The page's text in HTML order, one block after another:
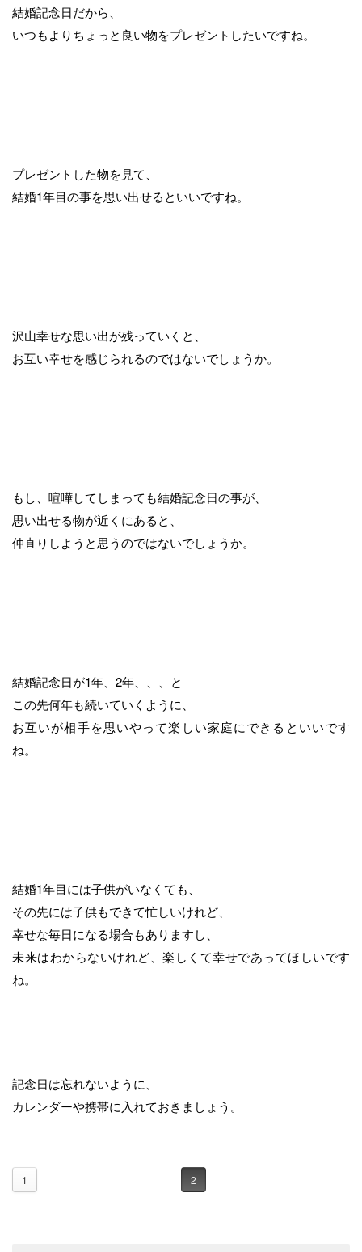
結婚記念日だから、
いつもよりちょっと良い物をプレゼントしたいですね。
プレゼントした物を見て、
結婚1年目の事を思い出せるといいですね。
沢山幸せな思い出が残っていくと、
お互い幸せを感じられるのではないでしょうか。
もし、喧嘩してしまっても結婚記念日の事が、
思い出せる物が近くにあると、
仲直りしようと思うのではないでしょうか。
結婚記念日が1年、2年、、、と
この先何年も続いていくように、
お互いが相手を思いやって楽しい家庭にできるといいです
ね。
結婚1年目には子供がいなくても、
その先には子供もできて忙しいけれど、
幸せな毎日になる場合もありますし、
未来はわからないけれど、楽しくて幸せであってほしいです
ね。
記念日は忘れないように、
カレンダーや携帯に入れておきましょう。
1 2